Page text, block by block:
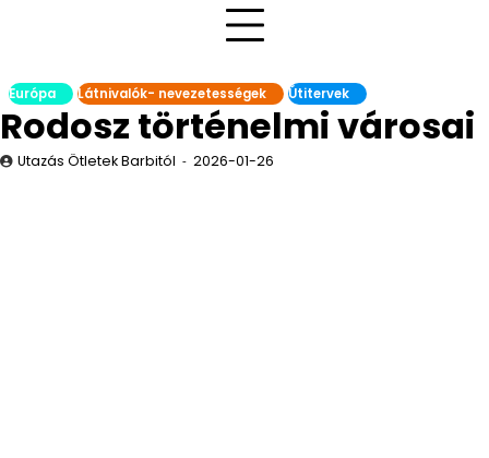
Európa Látnivalók- nevezetességek Útitervek
Rodosz történelmi városai
Utazás Ötletek Barbitól 2026-01-26